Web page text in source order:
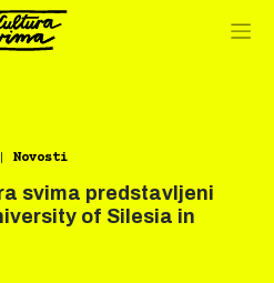
Novosti
svima predstavljeni
of Silesia in